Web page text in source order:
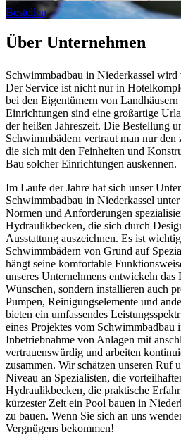
Bestellen
Über Unternehmen
Schwimmbadbau in Niederkassel wird
Der Service ist nicht nur in
bei den Eigentümern von
Einrichtungen sind eine großartige
der heißen Jahreszeit. Die Bestellung
Schwimmbädern vertraut man nur den
die sich mit den Feinheiten und
Bau solcher Einrichtungen auskennen.
Im Laufe der Jahre hat sich unser
Schwimmbadbau in Niederkassel
Normen und Anforderungen
Hydraulikbecken, die sich durch
Ausstattung auszeichnen. Es ist
Schwimmbädern von Grund auf
hängt seine komfortable
unseres Unternehmens entwickeln
Wünschen, sondern installieren auch
Pumpen, Reinigungselemente und
bieten ein umfassendes
eines Projektes vom Schwimmbadbau
Inbetriebnahme von Anlagen mit
vertrauenswürdig und arbeiten
zusammen. Wir schätzen unseren Ruf
Niveau an Spezialisten, die
Hydraulikbecken, die praktische
kürzester Zeit ein Pool bauen in
zu bauen. Wenn Sie sich an uns
Vergnügens bekommen!